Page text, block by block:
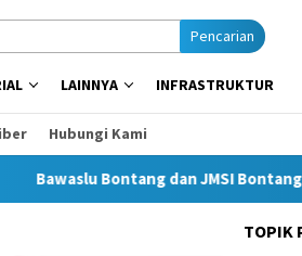
Pencarian
LAINNYA INFRASTRUKTUR
Hubungi Kami
Bawaslu Bontang dan JMSI Bontang
TOPIK